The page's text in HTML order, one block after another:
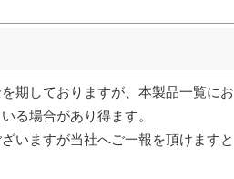
期しておりますが、本製品一覧にお
る場合があり得ます。
いますが当社へご一報を頂けますと